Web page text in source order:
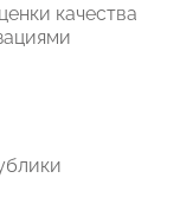
качества